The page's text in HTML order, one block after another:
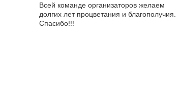
Всей команде организаторов желаем
долгих лет процветания и благополучия.
Спасибо!!!